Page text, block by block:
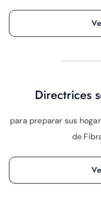
Directrices
para preparar sus
de